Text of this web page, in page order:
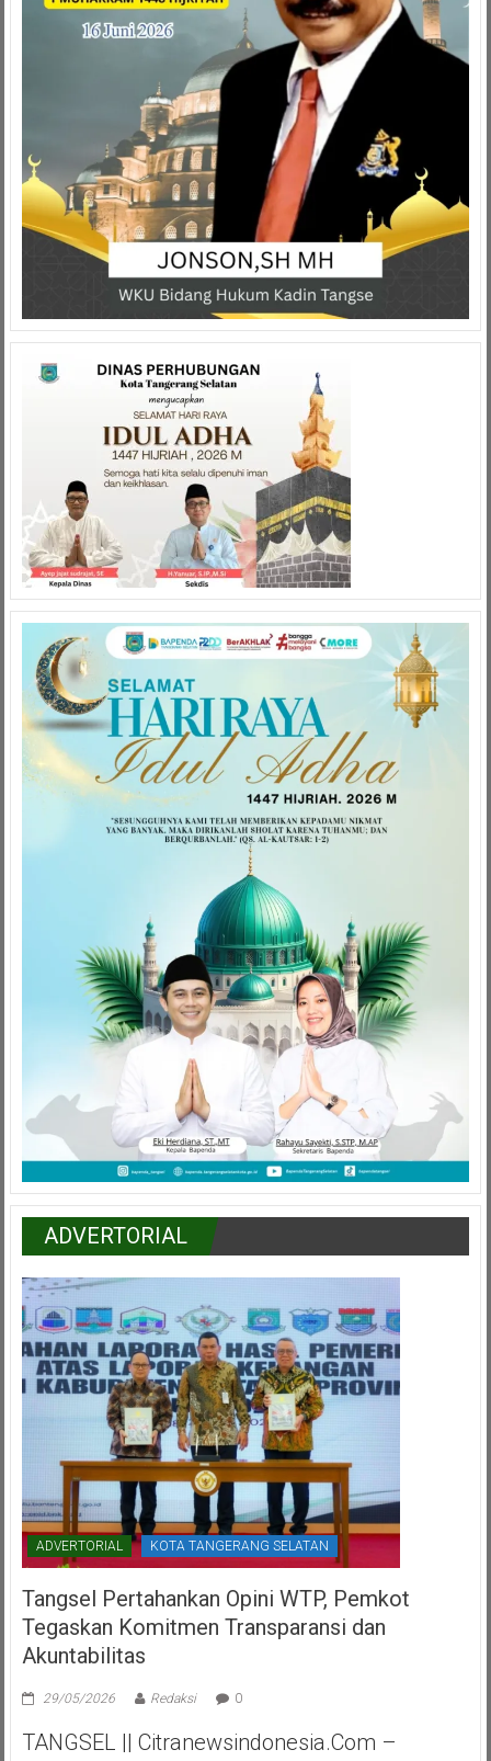
ADVERTORIAL
ADVERTORIAL KOTA TANGERANG SELATAN
Tangsel Pertahankan Opini WTP, Pemkot
Tegaskan Komitmen Transparansi dan
Akuntabilitas
29/05/2026 Redaksi 0
TANGSEL || Citranewsindonesia.com –